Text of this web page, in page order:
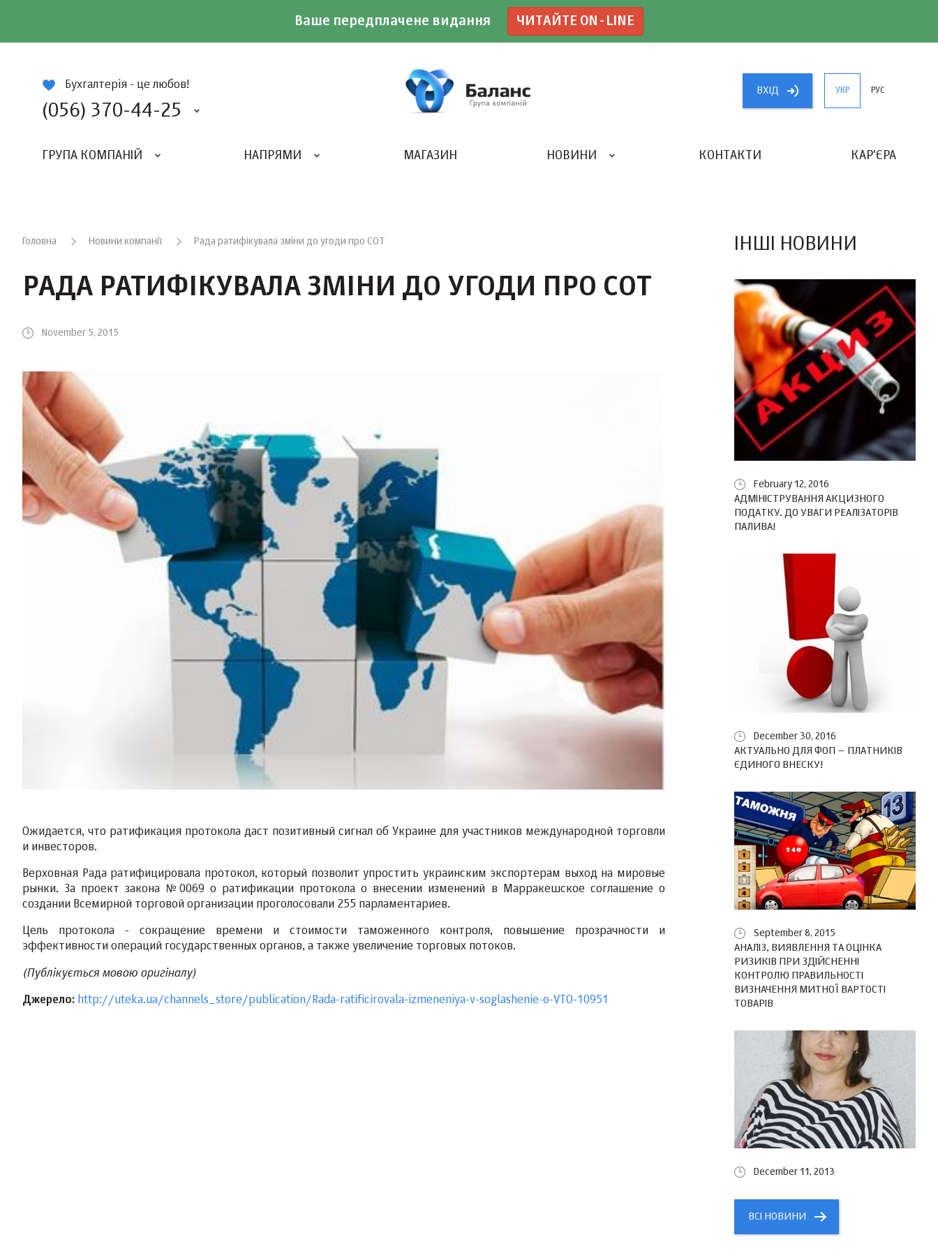
Ваше передплачене видання ЧИТАЙТЕ ON-LINE
Бухгалтерія - це любов!
(056) 370-44-25
ВХIД УКР РУС
ГРУПА КОМПАНІЙ НАПРЯМИ МАГАЗИН НОВИНИ КОНТАКТИ КАР'ЄРА
Головна Новини компанії Рада ратифікувала зміни до угоди про СОТ
РАДА РАТИФІКУВАЛА ЗМІНИ ДО УГОДИ ПРО СОТ
November 5, 2015
Ожидается, что ратификация протокола даст позитивный сигнал об Украине для участников международной торговли
и инвесторов.
Верховная Рада ратифицировала протокол, который позволит упростить украинским экспортерам выход на мировые
рынки. За проект закона №0069 о ратификации протокола о внесении изменений в Марракешское соглашение о
создании Всемирной торговой организации проголосовали 255 парламентариев.
Цель протокола - сокращение времени и стоимости таможенного контроля, повышение прозрачности и
эффективности операций государственных органов, а также увеличение торговых потоков.
(Публікується мовою оригіналу)
Джерело: http://uteka.ua/channels_store/publication/Rada-ratificirovala-izmeneniya-v-soglashenie-o-VTO-10951
ІНШІ НОВИНИ
February 12, 2016
АДМІНІСТРУВАННЯ АКЦИЗНОГО
ПОДАТКУ. ДО УВАГИ РЕАЛІЗАТОРІВ
ПАЛИВА!
December 30, 2016
АКТУАЛЬНО ДЛЯ ФОП – ПЛАТНИКІВ
ЄДИНОГО ВНЕСКУ!
September 8, 2015
АНАЛІЗ, ВИЯВЛЕННЯ ТА ОЦІНКА
РИЗИКІВ ПРИ ЗДІЙСНЕННІ
КОНТРОЛЮ ПРАВИЛЬНОСТІ
ВИЗНАЧЕННЯ МИТНОЇ ВАРТОСТІ
ТОВАРІВ
December 11, 2013
ВСІ НОВИНИ